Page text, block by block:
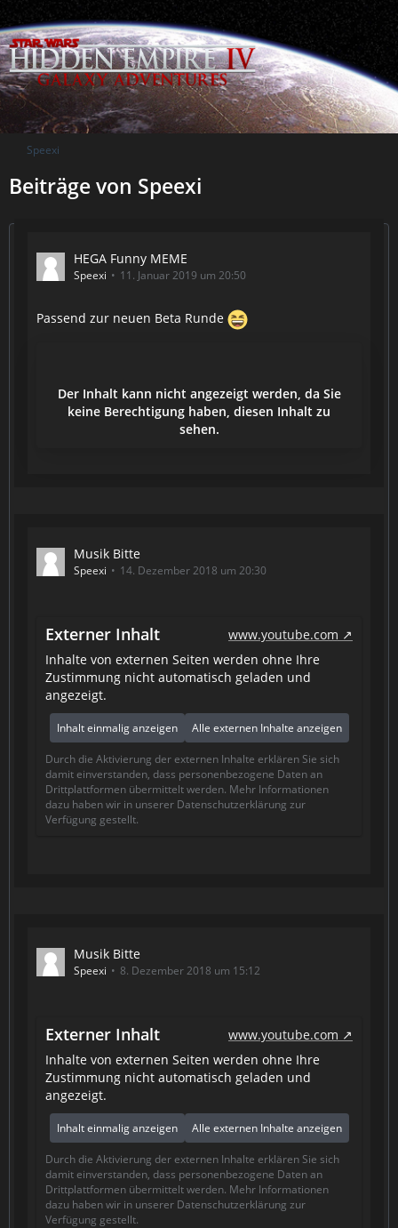
Speexi
Beiträge von Speexi
HEGA Funny MEME
Speexi 11. Januar 2019 um 20:50
Passend zur neuen Beta Runde
Der Inhalt kann nicht angezeigt werden, da Sie
keine Berechtigung haben, diesen Inhalt zu
sehen.
Musik Bitte
Speexi 14. Dezember 2018 um 20:30
Externer Inhalt
www.youtube.com
Inhalte von externen Seiten werden ohne Ihre
Zustimmung nicht automatisch geladen und
angezeigt.
Inhalt einmalig anzeigen Alle externen Inhalte anzeigen
Durch die Aktivierung der externen Inhalte erklären Sie sich
damit einverstanden, dass personenbezogene Daten an
Drittplattformen übermittelt werden. Mehr Informationen
dazu haben wir in unserer Datenschutzerklärung zur
Verfügung gestellt.
Musik Bitte
Speexi 8. Dezember 2018 um 15:12
Externer Inhalt
www.youtube.com
Inhalte von externen Seiten werden ohne Ihre
Zustimmung nicht automatisch geladen und
angezeigt.
Inhalt einmalig anzeigen Alle externen Inhalte anzeigen
Durch die Aktivierung der externen Inhalte erklären Sie sich
damit einverstanden, dass personenbezogene Daten an
Drittplattformen übermittelt werden. Mehr Informationen
dazu haben wir in unserer Datenschutzerklärung zur
Verfügung gestellt.